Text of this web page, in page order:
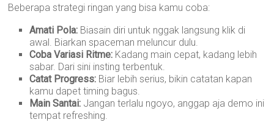
Beberapa strategi ringan yang bisa kamu coba:
Amati Pola: Biasain diri untuk nggak langsung klik di
awal. Biarkan spaceman meluncur dulu.
Coba Variasi Ritme: Kadang main cepat, kadang lebih
sabar. Dari sini insting terbentuk.
Catat Progress: Biar lebih serius, bikin catatan kapan
kamu dapet timing bagus.
Main Santai: Jangan terlalu ngoyo, anggap aja demo ini
tempat refreshing.